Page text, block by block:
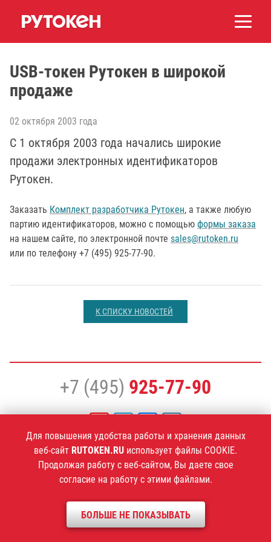
USB-токен Рутокен в широкой
продаже
02 октября 2003 года
С 1 октября 2003 года начались широкие
продажи электронных идентификаторов
Рутокен.
Заказать Комплект разработчика Рутокен, а также любую
партию идентификаторов, можно с помощью формы заказа
на нашем сайте, по электронной почте sales@rutoken.ru
или по телефону +7 (495) 925-77-90.
К СПИСКУ НОВОСТЕЙ
+7 (495) 925-77-90
1994–2026 © Компания «Актив»
Политика конфиденциальности
Для повышения удобства работы и хранения данных
веб-сайт RUTOKEN.RU использует файлы COOKIE.
Продолжая работу с веб-сайтом, Вы даете свое
согласие на работу с этими файлами.
БОЛЬШЕ НЕ ПОКАЗЫВАТЬ